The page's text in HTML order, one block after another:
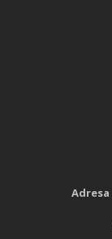
Adresa